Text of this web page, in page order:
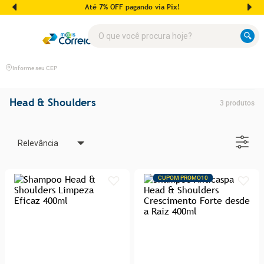
Até 7% OFF pagando via Pix!
Informe seu CEP
Head & Shoulders 3 produtos
Relevância
CUPOM PROMO10